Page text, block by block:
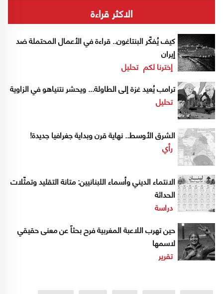
الاكثر قراءة
كيف يُفكّر البنتاغون.. قراءة في الأعمال المحتملة ضد
إيران
إخترنا لكم تحليل
ترامب يُعيد غزة إلى الطاولة... ويحشر نتنياهو في الزاوية
تحليل
الشرق الأوسط.. نهاية قرن وبداية جغرافيا جديدة!
رأي
الانتماء الديني وأسماء اللبنانيين: متانة التقليد وتمثّلات
الحداثة
دراسة
حين تهرب اللاعبة المغربية فرح بحثاً عن معنى حقيقي
لاسمها
تقرير